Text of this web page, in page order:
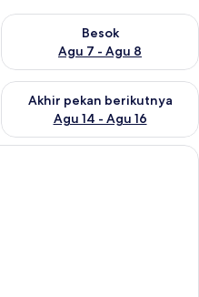
ini Agu 6 - Agu 7
Besok
Agu 7 - Agu 8
Periksa ketersediaan untuk
ini Agu 7 - Agu 9
Akhir pekan berikutnya
Agu 14 - Agu 16
Periksa ketersediaan untuk
Brankas, meja kerja, kedap suara,